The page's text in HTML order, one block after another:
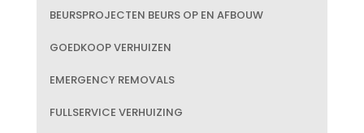
BEURSPROJECTEN BEURS OP EN AFBOUW
GOEDKOOP VERHUIZEN
EMERGENCY REMOVALS
FULLSERVICE VERHUIZING